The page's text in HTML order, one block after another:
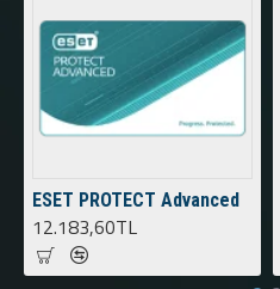
ESET PROTECT Advanced
12.183,60TL